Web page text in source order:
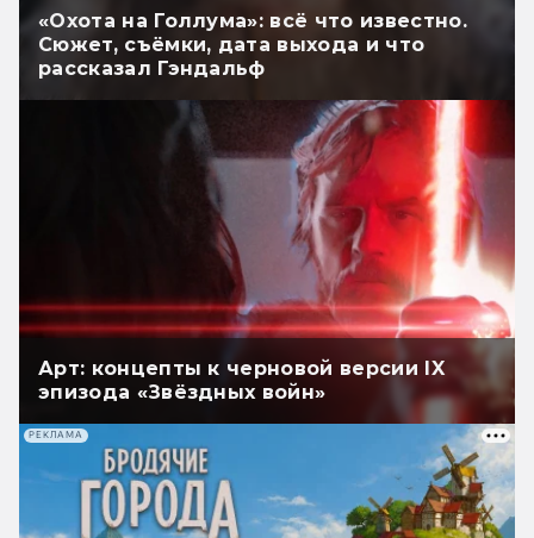
«Охота на Голлума»: всё что известно.
Сюжет, съёмки, дата выхода и что
рассказал Гэндальф
Арт: концепты к черновой версии IX
эпизода «Звёздных войн»
РЕКЛАМА